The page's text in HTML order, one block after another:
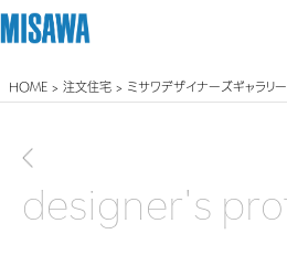
住まい
建てる
商品ラインアップ
個人のお客さま
HOME > 注文住宅 > ミサワデザイナーズギャラリー
designer's